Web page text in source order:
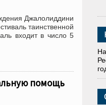
Джалолиддини
таинственной
входит в число 5
помощь